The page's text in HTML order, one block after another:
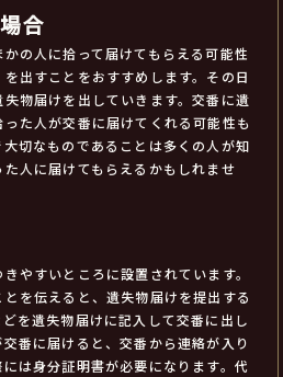
合
の人に拾って届けてもらえる可能性
出すことをおすすめします。その日
物届けを出していきます。交番に遺
た人が交番に届けてくれる可能性も
切なものであることは多くの人が知
人に届けてもらえるかもしれませ
やすいところに設置されています。
を伝えると、遺失物届けを提出する
を遺失物届けに記入して交番に出し
番に届けると、交番から連絡が入り
は身分証明書が必要になります。代